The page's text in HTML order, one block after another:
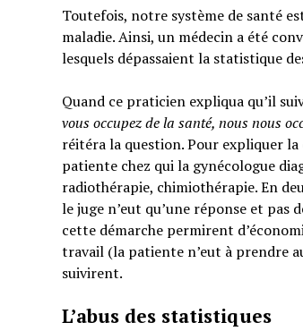
Toutefois, notre système de santé
maladie. Ainsi, un médecin a été
lesquels dépassaient la statistique
Quand ce praticien expliqua qu’il
vous occupez de la santé, nous nous
réitéra la question. Pour expliquer
patiente chez qui la gynécologue
radiothérapie, chimiothérapie. En
le juge n’eut qu’une réponse et pas
cette démarche permirent
travail (la patiente n’eut à prendre
suivirent.
L’abus des statistiques